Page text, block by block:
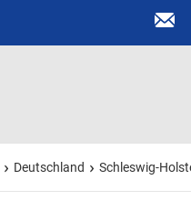
Deutschland Schleswig-